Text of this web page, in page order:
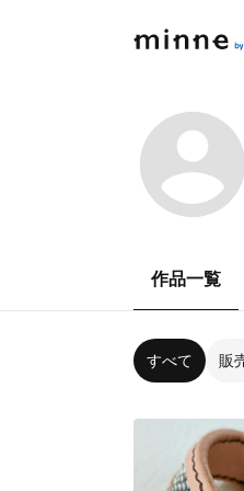
作品一覧
すべて 販